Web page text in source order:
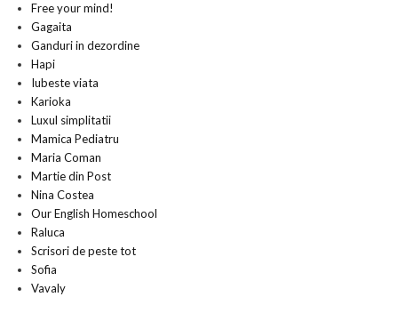
Free your mind!
Gagaita
Ganduri in dezordine
Hapi
Iubeste viata
Karioka
Luxul simplitatii
Mamica Pediatru
Maria Coman
Martie din Post
Nina Costea
Our English Homeschool
Raluca
Scrisori de peste tot
Sofia
Vavaly